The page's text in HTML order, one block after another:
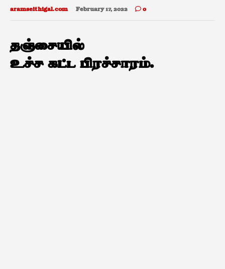
aramseithigal.com February 17, 2022 0
தஞ்சையில்
உச்ச கட்ட பிரச்சாரம்.